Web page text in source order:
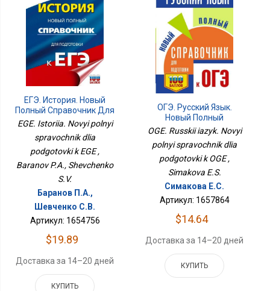
ЕГЭ. История. Новый
Полный Справочник Для
Подготовки К ЕГЭ
EGE. Istoriia. Novyi polnyi
spravochnik dlia
podgotovki k EGE ,
Baranov P.A., Shevchenko
S.V.
Баранов П.А.,
Шевченко С.В.
Артикул: 1654756
$19.89
Доставка за 14–20 дней
КУПИТЬ
ОГЭ. Русский Язык.
Новый Полный
Справочник Для
Подготовки К ОГЭ
OGE. Russkii iazyk. Novyi
polnyi spravochnik dlia
podgotovki k OGE ,
Simakova E.S.
Симакова Е.С.
Артикул: 1657864
$14.64
Доставка за 14–20 дней
КУПИТЬ